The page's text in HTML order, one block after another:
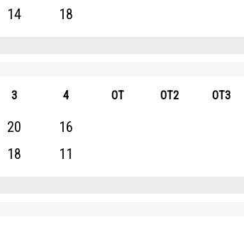
14 18
3 4 OT OT2 OT3
20 16
18 11